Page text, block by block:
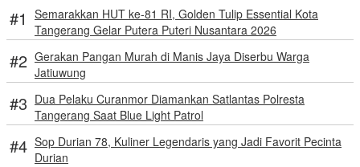
Semarakkan HUT ke-81 RI, Golden Tulip Essential Kota
Tangerang Gelar Putera Puteri Nusantara 2026
Gerakan Pangan Murah di Manis Jaya Diserbu Warga
Jatiuwung
Dua Pelaku Curanmor Diamankan Satlantas Polresta
Tangerang Saat Blue Light Patrol
Sop Durian 78, Kuliner Legendaris yang Jadi Favorit Pecinta
Durian